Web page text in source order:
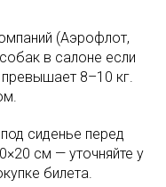
(Аэрофлот,
в салоне если
8–10 кг.
сиденье перед
см — уточняйте у
билета.